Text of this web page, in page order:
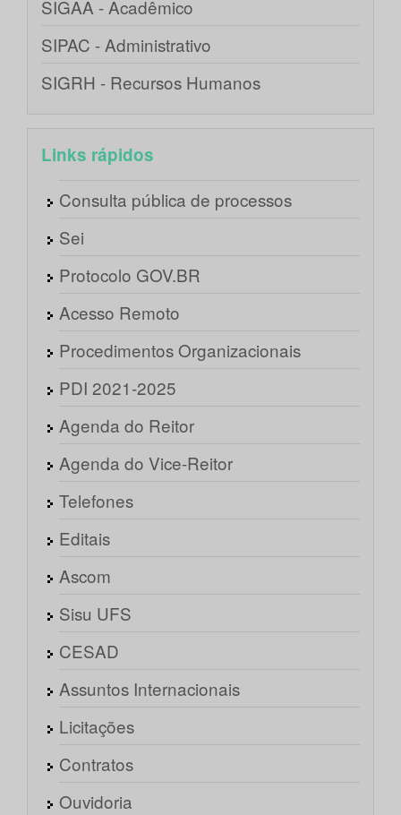
SIGAA - Acadêmico
SIPAC - Administrativo
SIGRH - Recursos Humanos
Links rápidos
Consulta pública de processos
Sei
Protocolo GOV.BR
Acesso Remoto
Procedimentos Organizacionais
PDI 2021-2025
Agenda do Reitor
Agenda do Vice-Reitor
Telefones
Editais
Ascom
Sisu UFS
CESAD
Assuntos Internacionais
Licitações
Contratos
Ouvidoria